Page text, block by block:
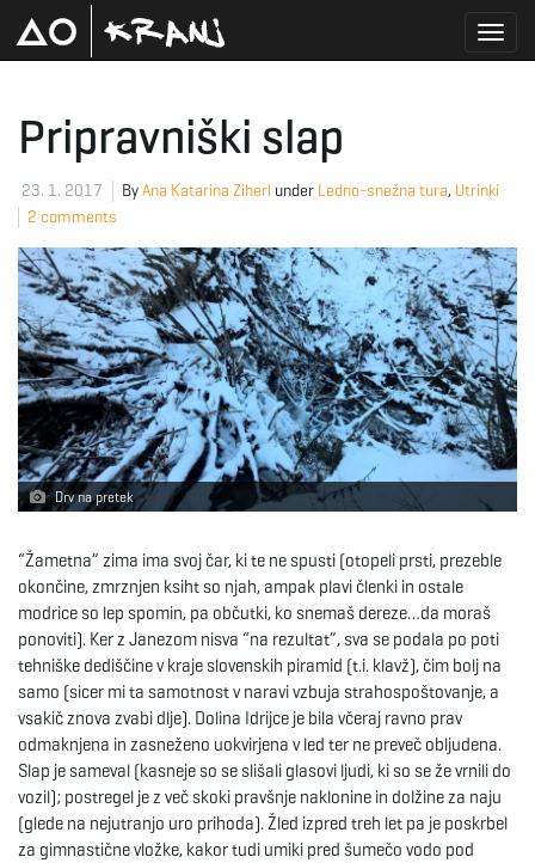
g
g
l
a
Pripravniški slap
23. 1. 2017 ByAna Katarina Ziherl under Ledno-snežna tura, Utrinki
2 comments
Drv na pretek
“Žametna” zima ima svoj čar, ki te ne spusti (otopeli prsti, prezeble
okončine, zmrznjen ksiht so njah, ampak plavi členki in ostale
modrice so lep spomin, pa občutki, ko snemaš dereze…da moraš
ponoviti). Ker z Janezom nisva “na rezultat”, sva se podala po poti
tehniške dediščine v kraje slovenskih piramid (t.i. klavž), čim bolj na
samo (sicer mi ta samotnost v naravi vzbuja strahospoštovanje, a
vsakič znova zvabi dlje). Dolina Idrijce je bila včeraj ravno prav
odmaknjena in zasneženo uokvirjena v led ter ne preveč obljudena.
Slap je sameval (kasneje so se slišali glasovi ljudi, ki so se že vrnili do
vozil); postregel je z več skoki pravšnje naklonine in dolžine za naju
(glede na nejutranjo uro prihoda). Žled izpred treh let pa je poskrbel
za gimnastične vložke, kakor tudi umiki pred šumečo vodo pod